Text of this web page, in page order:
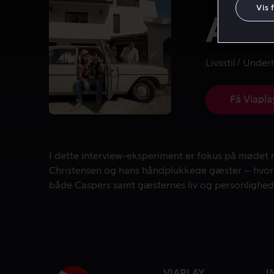
All
Livsstil
Få
I dette interview-eksperiment er fokus på mødet
I dette interview-eksperiment er fokus på mødet
Christensen og hans håndplukkede gæster –
både Caspers samt gæsternes liv og
Vis